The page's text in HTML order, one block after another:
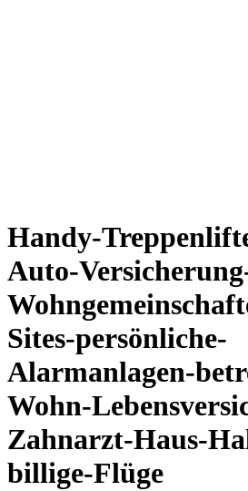
Handy-
Auto-
Sites-persönliche-
Alarmanlagen-
Wohn-
Zahnarzt-Haus-
billige-Flüge